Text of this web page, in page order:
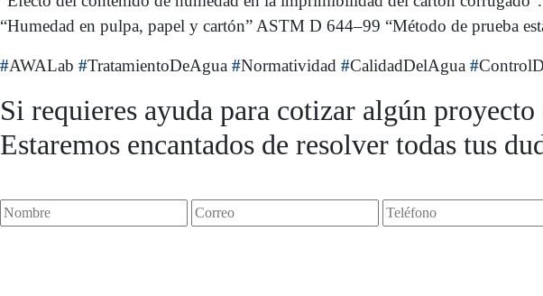
“Humedad en pulpa, papel y cartón” ASTM D 644–99 “Método de prueba
#AWALab #TratamientoDeAgua #Normatividad #CalidadDelAgua #
Si requieres ayuda para cotizar algún
Estaremos encantados de resolver todas tus